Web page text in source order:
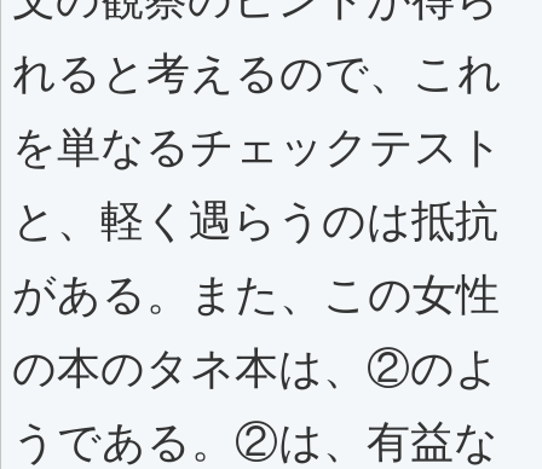
れると考えるので、これ
を単なるチェックテスト
と、軽く遇らうのは抵抗
がある。また、この女性
の本のタネ本は、②のよ
うである。②は、有益な